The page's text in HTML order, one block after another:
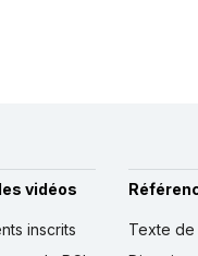
vidéos
inscrits
Texte de